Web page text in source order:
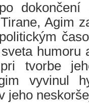
dokončení
Agim
humoru
tvorbe
vyvinul
jeho